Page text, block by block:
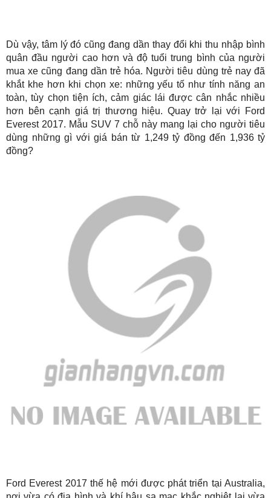
Dù vậy, tâm lý đó cũng đang dần thay đổi khi thu nhập bình
quân đầu người cao hơn và độ tuổi trung bình của người
mua xe cũng đang dần trẻ hóa. Người tiêu dùng trẻ nay đã
khắt khe hơn khi chọn xe: những yếu tố như tính năng an
toàn, tùy chọn tiện ích, cảm giác lái được cân nhắc nhiều
hơn bên cạnh giá trị thương hiệu. Quay trở lại với Ford
Everest 2017. Mẫu SUV 7 chỗ này mang lại cho người tiêu
dùng những gì với giá bán từ 1,249 tỷ đồng đến 1,936 tỷ
đồng?
Ford Everest 2017 thế hệ mới được phát triển tại Australia,